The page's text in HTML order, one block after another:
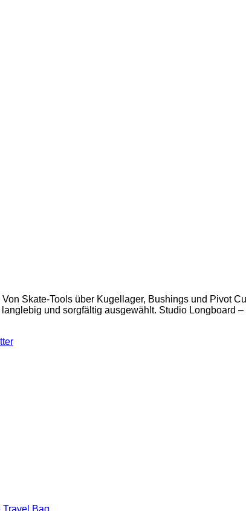
Skate-Tools über Kugellager, Bushings und Pivot
und sorgfältig ausgewählt. Studio Longboard